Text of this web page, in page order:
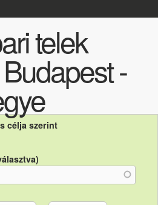
telek
-
célja szerint